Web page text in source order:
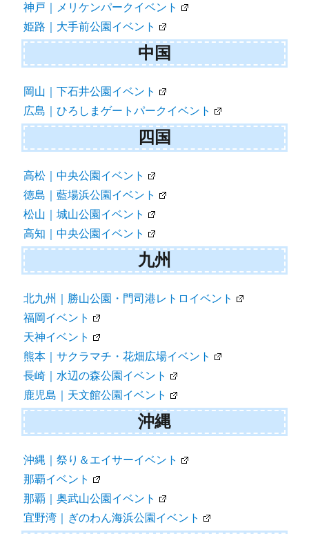
神戸｜メリケンパークイベント
姫路｜大手前公園イベント
中国
岡山｜下石井公園イベント
広島｜ひろしまゲートパークイベント
四国
高松｜中央公園イベント
徳島｜藍場浜公園イベント
松山｜城山公園イベント
高知｜中央公園イベント
九州
北九州｜勝山公園・門司港レトロイベント
福岡イベント
天神イベント
熊本｜サクラマチ・花畑広場イベント
長崎｜水辺の森公園イベント
鹿児島｜天文館公園イベント
沖縄
沖縄｜祭り＆エイサーイベント
那覇イベント
那覇｜奥武山公園イベント
宜野湾｜ぎのわん海浜公園イベント